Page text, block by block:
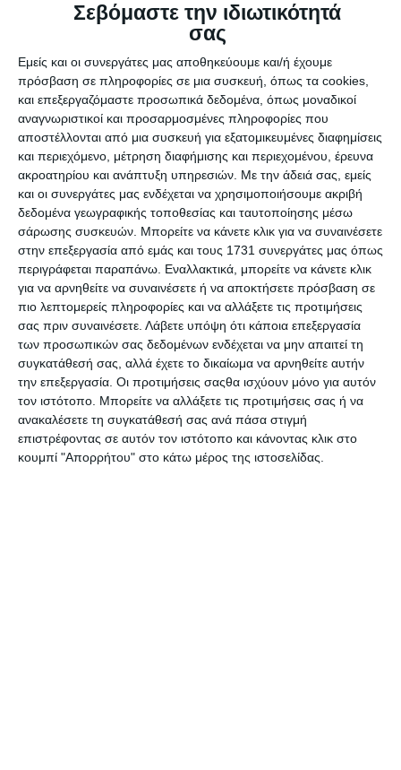
Σεβόμαστε την ιδιωτικότητά
σας
Εμείς και οι συνεργάτες μας αποθηκεύουμε και/ή έχουμε
πρόσβαση σε πληροφορίες σε μια συσκευή, όπως τα cookies,
και επεξεργαζόμαστε προσωπικά δεδομένα, όπως μοναδικοί
αναγνωριστικοί και προσαρμοσμένες πληροφορίες που
αποστέλλονται από μια συσκευή για εξατομικευμένες διαφημίσεις
και περιεχόμενο, μέτρηση διαφήμισης και περιεχομένου, έρευνα
ακροατηρίου και ανάπτυξη υπηρεσιών. Με την άδειά σας, εμείς
και οι συνεργάτες μας ενδέχεται να χρησιμοποιήσουμε ακριβή
δεδομένα γεωγραφικής τοποθεσίας και ταυτοποίησης μέσω
σάρωσης συσκευών. Μπορείτε να κάνετε κλικ για να συναινέσετε
στην επεξεργασία από εμάς και τους 1731 συνεργάτες μας όπως
περιγράφεται παραπάνω. Εναλλακτικά, μπορείτε να κάνετε κλικ
για να αρνηθείτε να συναινέσετε ή να αποκτήσετε πρόσβαση σε
πιο λεπτομερείς πληροφορίες και να αλλάξετε τις προτιμήσεις
σας πριν συναινέσετε. Λάβετε υπόψη ότι κάποια επεξεργασία
των προσωπικών σας δεδομένων ενδέχεται να μην απαιτεί τη
συγκατάθεσή σας, αλλά έχετε το δικαίωμα να αρνηθείτε αυτήν
την επεξεργασία. Οι προτιμήσεις σαςθα ισχύουν μόνο για αυτόν
τον ιστότοπο. Μπορείτε να αλλάξετε τις προτιμήσεις σας ή να
ανακαλέσετε τη συγκατάθεσή σας ανά πάσα στιγμή
επιστρέφοντας σε αυτόν τον ιστότοπο και κάνοντας κλικ στο
κουμπί "Απορρήτου" στο κάτω μέρος της ιστοσελίδας.
πρόσθετο σας δίνει πολλές δυνατότητες ώστε να:
Εισάγετε μαζικά όλους του ταχυδρομικούς
κώδικες που εξυπηρετείτε
Ομαδοποιήσετε τους ΤΚ σε εντός πόλης,
δυσπρόσιτες περιοχές κτλ
Προβάλλετε διαφορετικούς μεταφορείς
ανάλογα με την τοποθεσία του πελάτη
ΑΡΧΙΚΟ ΚΟΣΤΟΣ ΑΓΟΡΑΣ &
ΕΓΚΑΤΑΣΤΑΣΗΣ:
420,00
ΤΕΛΙΚΟ ΚΟΣΤΟΣ ΑΓΟΡΑΣ &
ΕΓΚΑΤΑΣΤΑΣΗΣ:
300,00